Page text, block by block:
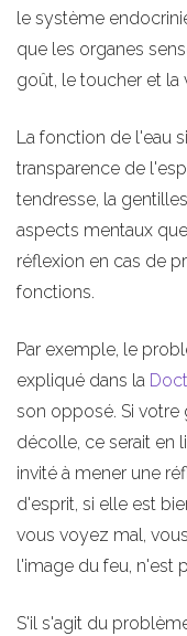
le système
que les organes
goût, le toucher et la
La fonction de l'eau
transparence de
tendresse, la
aspects mentaux
réflexion en cas de
fonctions.
Par exemple, le
expliqué dans la
son opposé. Si votre
décolle, ce serait en
invité à mener une
d'esprit, si elle est
vous voyez mal,
l'image du feu, n'est
S'il s'agit du